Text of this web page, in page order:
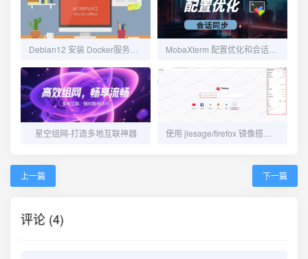
星空组网-打造多地互联神器
上一篇 下一篇
评论 (4)